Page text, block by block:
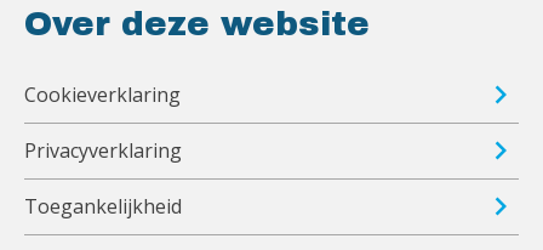
Over deze website
Cookieverklaring
Privacyverklaring
Toegankelijkheid